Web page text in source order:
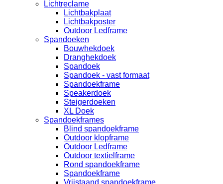
Lichtreclame
Lichtbakplaat
Lichtbakposter
Outdoor Ledframe
Spandoeken
Bouwhekdoek
Dranghekdoek
Spandoek
Spandoek - vast formaat
Spandoekframe
Speakerdoek
Steigerdoeken
XL Doek
Spandoekframes
Blind spandoekframe
Outdoor klopframe
Outdoor Ledframe
Outdoor textielframe
Rond spandoekframe
Spandoekframe
Vrijstaand spandoekframe